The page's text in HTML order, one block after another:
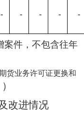
- - - - -
案件，不包含往年
货业务许可证更换和
）
改进情况